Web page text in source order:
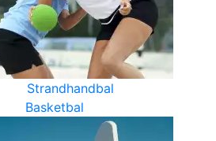
Strandhandbal
Basketbal